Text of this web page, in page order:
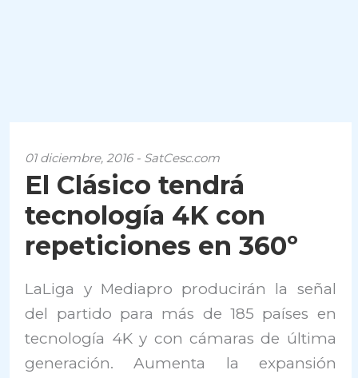
01 diciembre, 2016 - SatCesc.com
El Clásico tendrá
tecnología 4K con
repeticiones en 360º
LaLiga y Mediapro producirán la señal
del partido para más de 185 países en
tecnología 4K y con cámaras de última
generación. Aumenta la expansión